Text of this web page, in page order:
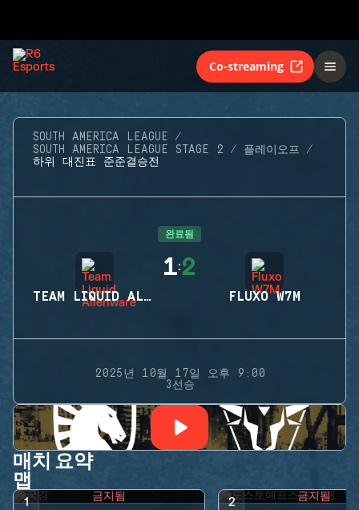
Co-streaming
SOUTH AMERICA LEAGUE
SOUTH AMERICA LEAGUE STAGE 2
플레이오프
하위 대진표 준준결승전
완료됨
TEAM LIQUID ALIENWARE
1:2
FLUXO W7M
2025년 10월 17일 오후 9:00
3선승
매치 요약
맵
1 금지됨 2 금지됨